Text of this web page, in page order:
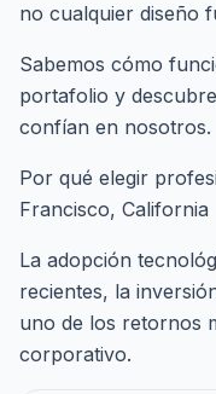
no cualquier diseño
Sabemos cómo
portafolio y
confían en nosotros.
Por qué elegir
Francisco, California
La adopción
recientes, la
uno de los retornos
corporativo.